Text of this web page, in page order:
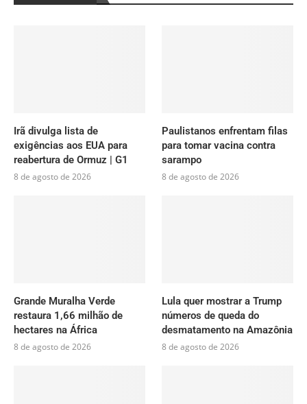
Irã divulga lista de
exigências aos EUA para
reabertura de Ormuz | G1
8 de agosto de 2026
Paulistanos enfrentam filas
para tomar vacina contra
sarampo
8 de agosto de 2026
Grande Muralha Verde
restaura 1,66 milhão de
hectares na África
8 de agosto de 2026
Lula quer mostrar a Trump
números de queda do
desmatamento na Amazônia
8 de agosto de 2026